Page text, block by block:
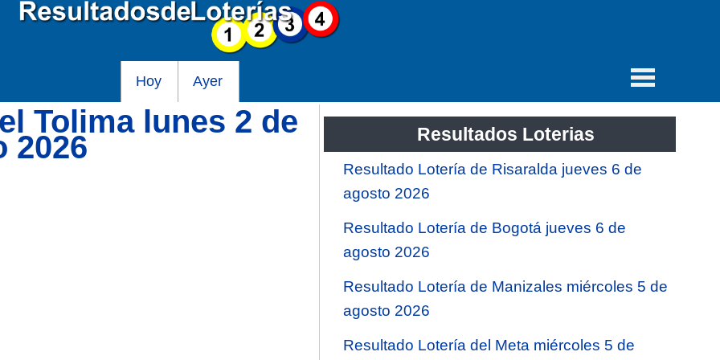
Hoy Ayer
Tolima lunes 2 de
2026 Resultados Loterias
Resultado Lotería de Risaralda jueves 6 de
agosto 2026
Resultado Lotería de Bogotá jueves 6 de
agosto 2026
Resultado Lotería de Manizales miércoles 5 de
agosto 2026
Resultado Lotería del Meta miércoles 5 de